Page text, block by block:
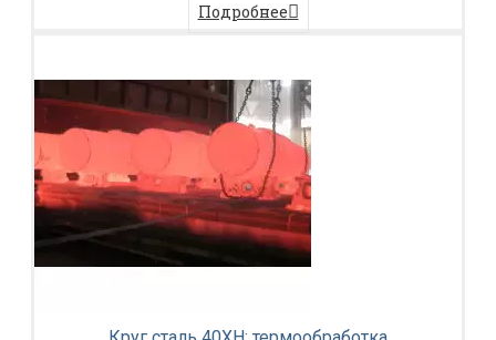
Подробнее